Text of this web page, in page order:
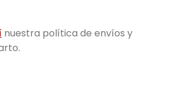
nuestra política de envíos y